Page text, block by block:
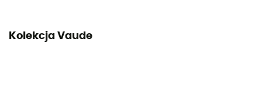
Kolekcja Vaude